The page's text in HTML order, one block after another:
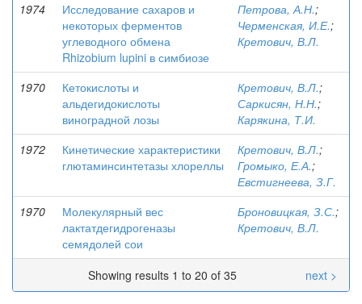
1974
Исследование сахаров и
некоторых ферментов
углеводного обмена
Rhizobium lupini в симбиозе
Петрова, А.Н.;
Черменская, И.Е.;
Кретович, В.Л.
1970
Кетокислоты и
альдегидокислоты
виноградной лозы
Кретович, В.Л.;
Саркисян, Н.Н.;
Карякина, Т.И.
1972
Кинетические характеристики
глютаминсинтетазы хлореллы
Кретович, В.Л.;
Громыко, Е.А.;
Евстигнеева, З.Г.
1970
Молекулярный вес
лактатдегидрогеназы
семядолей сои
Броновицкая, З.С.;
Кретович, В.Л.
Showing results 1 to 20 of 35 next >